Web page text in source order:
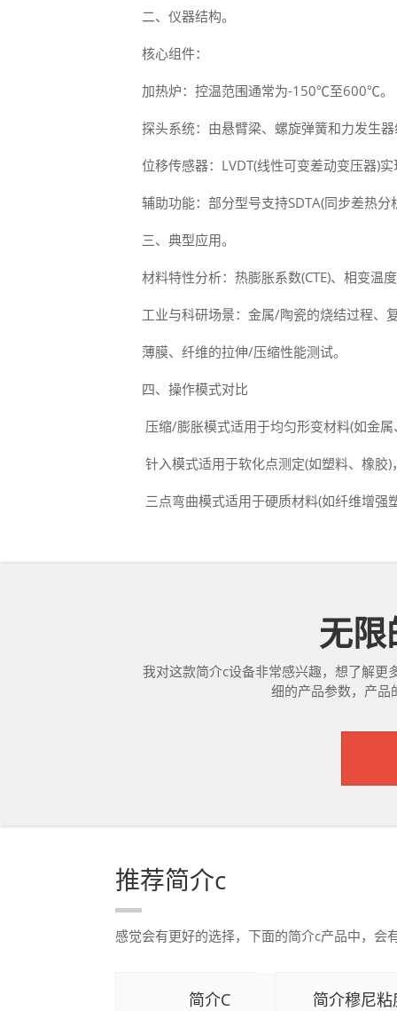
二、仪器结构。
‌核心组件‌：
‌加热炉‌：控温范围通常为-150℃至600℃‌。
探头系统‌：由悬臂梁、螺旋弹簧和力发生器
位移传感器‌：LVDT(线性可变差动变压器)实
辅助功能‌：部分型号支持SDTA(同步差热分
三、典型应用。
材料特性分析‌：热膨胀系数(CTE)、相变温
工业与科研场景‌：金属/陶瓷的烧结过程、
薄膜、纤维的拉伸/压缩性能测试‌。
四、操作模式对比
压缩/膨胀模式适用于均匀形变材料(如金属
针入‌模式适用于软化点测定(如塑料、橡胶)
三点弯曲模式适用于硬质材料(如纤维增强
无
我对这款简介c设备非常感兴趣，想了解更
细的产品参数，产品
推荐简介c
感觉会有更好的选择，下面的简介c产品中，会
简介C 简介穆尼粘